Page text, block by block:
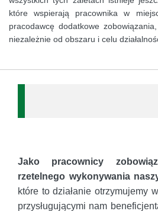
które wspierają pracownika w
pracodawcę dodatkowe
niezależnie od obszaru i celu
Jako pracownicy
rzetelnego wykonywania
które to działanie otrzymujemy
przysługującymi nam